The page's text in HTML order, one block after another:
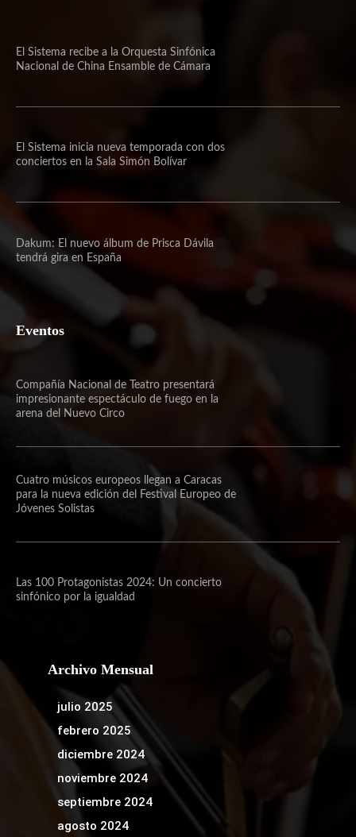
El Sistema recibe a la Orquesta Sinfónica
Nacional de China Ensamble de Cámara
El Sistema inicia nueva temporada con dos
conciertos en la Sala Simón Bolívar
Dakum: El nuevo álbum de Prisca Dávila
tendrá gira en España
Eventos
Compañía Nacional de Teatro presentará
impresionante espectáculo de fuego en la
arena del Nuevo Circo
Cuatro músicos europeos llegan a Caracas
para la nueva edición del Festival Europeo de
Jóvenes Solistas
Las 100 Protagonistas 2024: Un concierto
sinfónico por la igualdad
Archivo Mensual
julio 2025
febrero 2025
diciembre 2024
noviembre 2024
septiembre 2024
agosto 2024